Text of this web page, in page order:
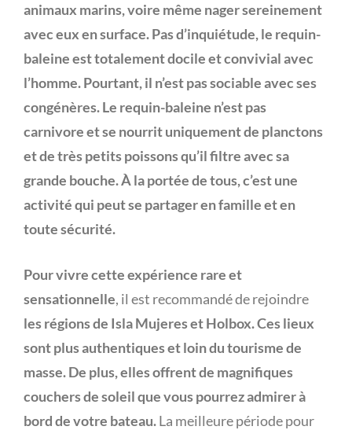
animaux marins, voire même nager sereinement
avec eux en surface. Pas d’inquiétude, le requin-
baleine est totalement docileet convivial avec
l’homme. Pourtant, il n’est pas sociable avec ses
congénères. Le requin-baleine n’est pas
carnivore et se nourrit uniquement de planctons
et de très petits poissons qu’il filtre avec sa
grande bouche. À la portée de tous, c’est une
activitéqui peut se partager en famille et en
toute sécurité.
Pour vivre cette expérience rare et
sensationnelle, il est recommandé de rejoindre
les régions de Isla Mujeres et Holbox. Ces lieux
sont plus authentiques et loin du tourisme de
masse. De plus, elles offrent de magnifiques
couchers de soleil que vous pourrez admirer à
bord de votre bateau.La meilleure période pour